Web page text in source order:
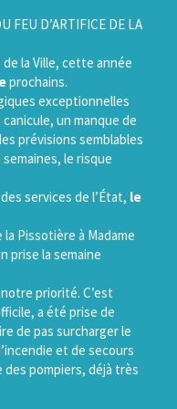
FEU D’ARTIFICE DE LA
la Ville, cette année
prochains.
exceptionnelles
un manque de
prévisions semblables
le risque
services de l’État, le
Pissotière à Madame
prise la semaine
priorité. C’est
a été prise de
de pas surcharger le
et de secours
pompiers, déjà très